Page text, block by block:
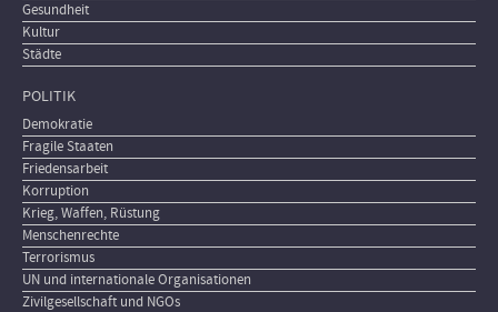
Gesundheit
Kultur
Städte
POLITIK
Demokratie
Fragile Staaten
Friedensarbeit
Korruption
Krieg, Waffen, Rüstung
Menschenrechte
Terrorismus
UN und internationale Organisationen
Zivilgesellschaft und NGOs